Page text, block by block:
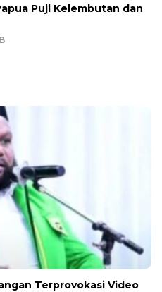
Puji Kelembutan dan
Terprovokasi Video